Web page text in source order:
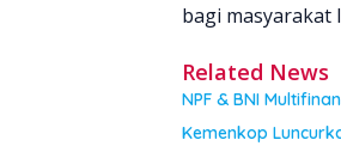
bagi masyarakat
Related News
NPF & BNI
Kemenkop